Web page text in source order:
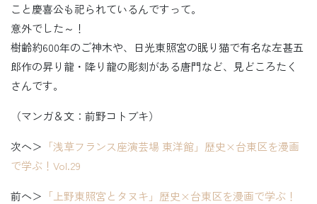
こと慶喜公も祀られているんですって。
意外でした～！
樹齢約600年のご神木や、日光東照宮の眠り猫で有名な左甚五
郎作の昇り龍・降り龍の彫刻がある唐門など、見どころたく
さんです。
（マンガ＆文：前野コトブキ）
次へ＞ 「浅草フランス座演芸場 東洋館」歴史×台東区を漫画
で学ぶ！Vol.29
前へ＞ 「上野東照宮とタヌキ」歴史×台東区を漫画で学ぶ！